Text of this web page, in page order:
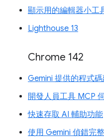
顯示用的編輯器小工
Lighthouse 13
Chrome 142
Gemini 提供的程式
開發人員工具 MCP
快速存取 AI 輔助功能
使用 Gemini 偵錯完